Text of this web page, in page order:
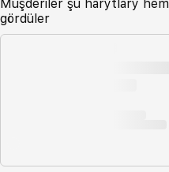
Müşderiler şu harytlary hem
gördüler